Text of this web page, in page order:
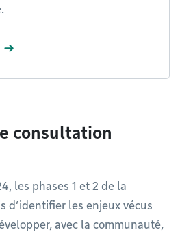
consultation
les phases 1 et 2 de la
d’identifier les enjeux vécus
avec la communauté,